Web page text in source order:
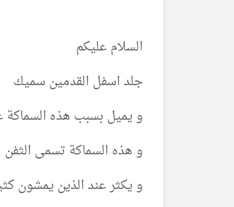
السلام عليكم
جلد اسفل القدمين سميك
و يميل بسبب هذه السماكة
و هذه السماكة تسمى الثفن
و يكثر عند الذين يمشون